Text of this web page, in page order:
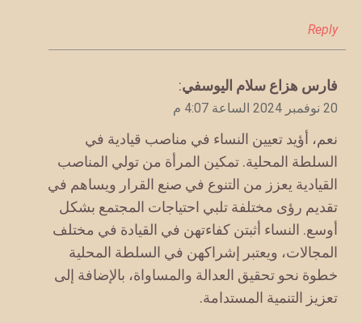
Reply
يقول
فارس هزاع سلام اليوسفي:
20 نوفمبر 2024 الساعة 4:07 م
نعم، أؤيد تعيين النساء في مناصب قيادية في
السلطة المحلية. تمكين المرأة من تولي المناصب
القيادية يعزز من التنوع في صنع القرار ويساهم في
تقديم رؤى مختلفة تلبي احتياجات المجتمع بشكل
أوسع. النساء أثبتن كفاءتهن في القيادة في مختلف
المجالات، ويعتبر إشراكهن في السلطة المحلية
خطوة نحو تحقيق العدالة والمساواة، بالإضافة إلى
تعزيز التنمية المستدامة.